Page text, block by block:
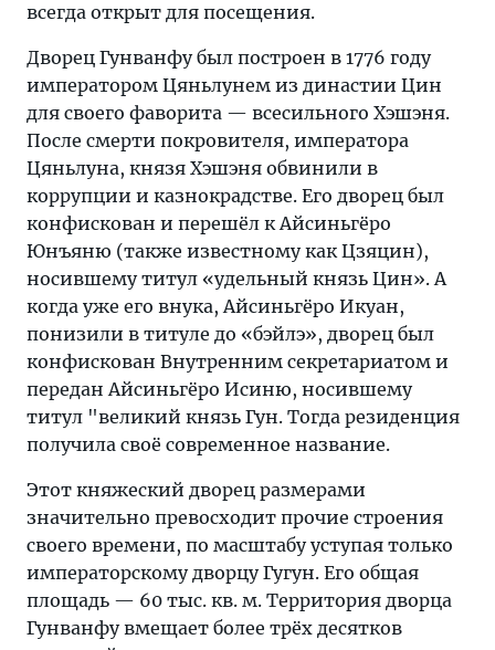
всегда открыт для посещения.
Дворец Гунванфу был построен в 1776 году
императором Цяньлунем из династии Цин
для своего фаворита — всесильного Хэшэня.
После смерти покровителя, императора
Цяньлуна, князя Хэшэня обвинили в
коррупции и казнокрадстве. Его дворец был
конфискован и перешёл к Айсиньгёро
Юнъяню (также известному как Цзяцин),
носившему титул «удельный князь Цин». А
когда уже его внука, Айсиньгёро Икуан,
понизили в титуле до «бэйлэ», дворец был
конфискован Внутренним секретариатом и
передан Айсиньгёро Исиню, носившему
титул "великий князь Гун. Тогда резиденция
получила своё современное название.
Этот княжеский дворец размерами
значительно превосходит прочие строения
своего времени, по масштабу уступая только
императорскому дворцу Гугун. Его общая
площадь — 60 тыс. кв. м. Территория дворца
Гунванфу вмещает более трёх десятков